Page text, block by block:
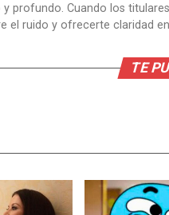
y profundo. Cuando los
el ruido y ofrecerte claridad
TE